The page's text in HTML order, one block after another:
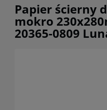
Papier ścierny
mokro
20365-0809